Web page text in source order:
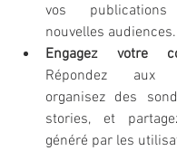
vos
nouvelles audiences.
Engagez votre
Répondez aux
organisez des
stories, et
généré par les